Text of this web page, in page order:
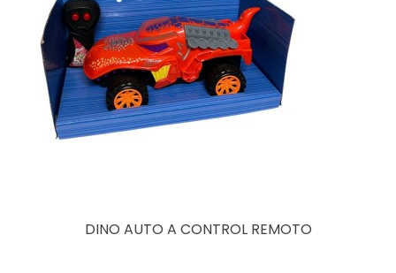
DINO AUTO A CONTROL REMOTO